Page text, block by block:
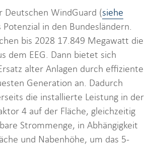
Deutschen WindGuard (siehe
Potenzial in den Bundesländern.
bis 2028 17.849 Megawatt die
dem EEG. Dann bietet sich
alter Anlagen durch effiziente
Generation an. Dadurch
die installierte Leistung in der
4 auf der Fläche, gleichzeitig
Strommenge, in Abhängigkeit
und Nabenhöhe, um das 5-